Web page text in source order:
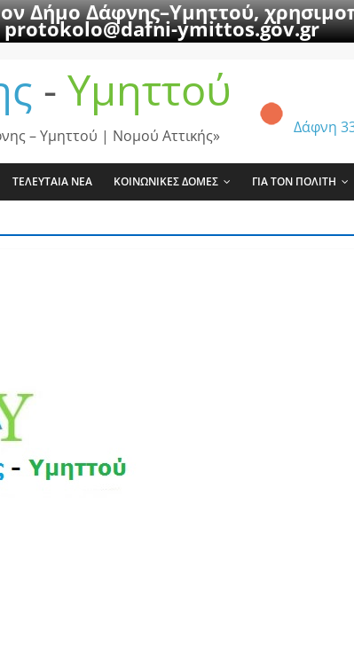
Δήμο Δάφνης–Υμηττού,
protokolo@dafni-ymittos.gov.gr
- Υμηττού
Δάφνη
– Υμηττού | Νομού Αττικής»
ΤΕΛΕΥΤΑΙΑ ΝΕΑ ΚΟΙΝΩΝΙΚΕΣ ΔΟΜΕΣ ΓΙΑ ΤΟΝ ΠΟΛΙΤΗ